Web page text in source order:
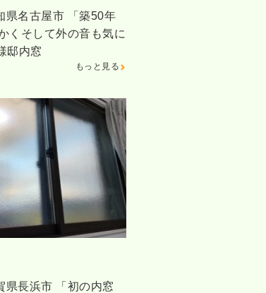
県名古屋市 「築50年
くそして外の音も気に
邸内窓
もっと見る
県長浜市 「初の内窓